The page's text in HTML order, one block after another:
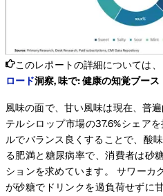
このレポートの詳細については、
ロード洞察, 味で: 健康の知覚ブー
風味の面で、甘い風味は現在、普
テルシロップ市場の37.6%シェア
ルでバランス良くすることで、酸
る肥満と糖尿病率で、消費者は砂
ションを求めています。 サワーカ
が砂糖でドリンクを過負荷せずに